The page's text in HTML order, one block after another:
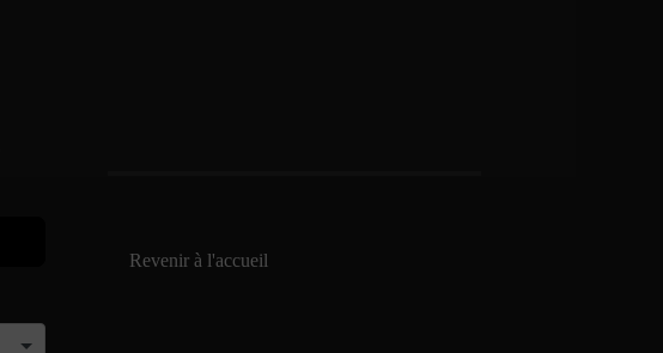
Revenir à l'accueil